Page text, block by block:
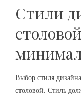
Стили
Выбор стиля
столовой. Стиль